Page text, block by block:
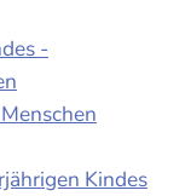
-
Kindes